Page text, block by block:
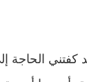
كفتني الحاجة